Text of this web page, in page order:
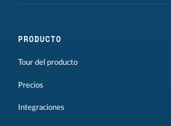
PRODUCTO
Tour del producto
Precios
Integraciones